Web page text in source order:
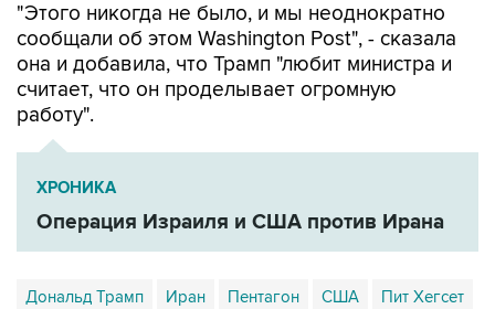
"Этого никогда не было, и мы неоднократно
сообщали об этом Washington Post", - сказала
она и добавила, что Трамп "любит министра и
считает, что он проделывает огромную
работу".
ХРОНИКА
Операция Израиля и США против Ирана
Дональд Трамп Иран Пентагон США Пит Хегсет